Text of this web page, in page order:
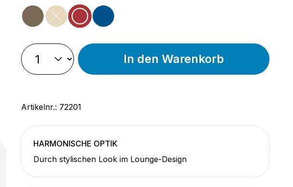
mochasandamber
blau
In den Warenkorb
Artikelnr.: 72201
HARMONISCHE OPTIK
Durch stylischen Look im Lounge-Design